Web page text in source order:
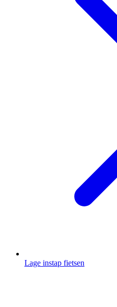
Lage instap fietsen